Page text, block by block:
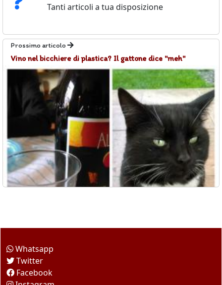
Tanti articoli a tua disposizione
Prossimo articolo
Vino nel bicchiere di plastica? Il gattone dice "meh"
Whatsapp
Twitter
Facebook